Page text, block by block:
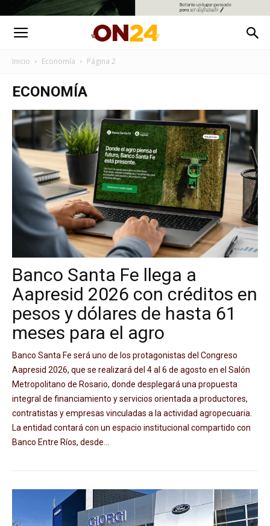
Inicio Economía Página 2
ECONOMÍA
Banco Santa Fe llega a
Aapresid 2026 con créditos en
pesos y dólares de hasta 61
meses para el agro
Banco Santa Fe será uno de los protagonistas del Congreso
Aapresid 2026, que se realizará del 4 al 6 de agosto en el Salón
Metropolitano de Rosario, donde desplegará una propuesta
integral de financiamiento y servicios orientada a productores,
contratistas y empresas vinculadas a la actividad agropecuaria.
La entidad contará con un espacio institucional compartido con
Banco Entre Ríos, desde...